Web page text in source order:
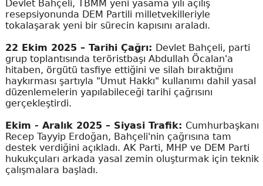
Devlet Bahçeli, TBMM yeni yasama yılı açılış
resepsiyonunda DEM Partili milletvekilleriyle
tokalaşarak yeni bir sürecin kapısını araladı.
22 Ekim 2025 – Tarihi Çağrı: Devlet Bahçeli, parti
grup toplantısında teröristbaşı Abdullah Öcalan'a
hitaben, örgütü tasfiye ettiğini ve silah bıraktığını
haykırması şartıyla "Umut Hakkı" kullanımı dahil yasal
düzenlemelerin yapılabileceği tarihi çağrısını
gerçekleştirdi.
Ekim - Aralık 2025 – Siyasi Trafik: Cumhurbaşkanı
Recep Tayyip Erdoğan, Bahçeli'nin çağrısına tam
destek verdiğini açıkladı. AK Parti, MHP ve DEM Parti
hukukçuları arkada yasal zemin oluşturmak için teknik
çalışmalara başladı.